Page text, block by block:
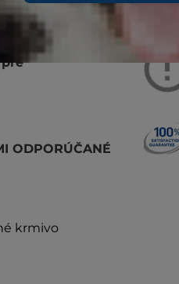
ODPORÚČANÉ
krmivo